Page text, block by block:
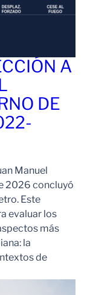
A
DE
Manuel
2026 concluyó
Este
evaluar los
más
la
de